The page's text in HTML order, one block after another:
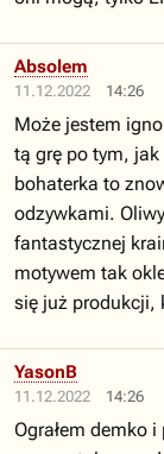
11.12.2022 14:26
Absolem
Może jestem
tą grę po tym,
bohaterka to
odzywkami.
fantastycznej
motywem tak
się już produkcji,
11.12.2022 14:26
YasonB
Ograłem demko